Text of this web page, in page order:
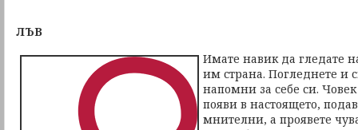
ЛЪВ
Имате навик да гледате
им страна. Погледнете и
напомни за себе си.
появи в настоящето,
мнителни, а проявете